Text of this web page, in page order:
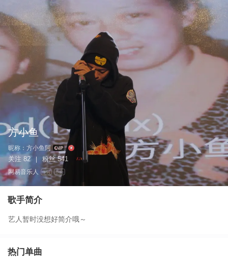
方小鱼
昵称： 方小鱼阿
关注 82 粉丝 541
网易音乐人 作词 作曲
歌手简介
艺人暂时没想好简介哦～
热门单曲